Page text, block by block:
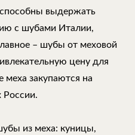
выдержать
с шубами Италии,
– шубы от меховой
цену для
меха закупаются на
России.
из меха: куницы,